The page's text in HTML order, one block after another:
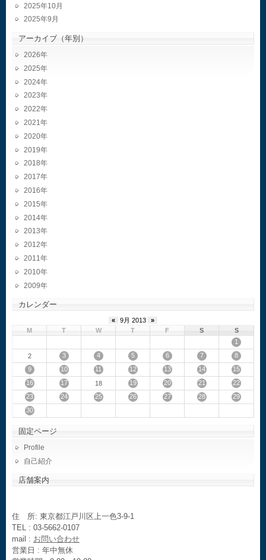
2025年10月
2025年9月
アーカイブ（年別）
2026
2025
2024
2023
2022
2021
2020
2019
2018
2017
2016
2015
2014
2013
2012
2011
2010
2009
カレンダー
« 9月 2013
»
M
T W T F S
S
1
2
3 4 5 6 7
8
9
10 11 12 13 14
15
16
17 18 19 20 21
22
23
24 25 26 27 28
29
30
固定ページ
Profile
自己紹介
店舗案内
住 所: 東京都江戸川区上一色3-9-1
TEL : 03-5662-0107
mail : お問い合わせ
営業日 : 年中無休